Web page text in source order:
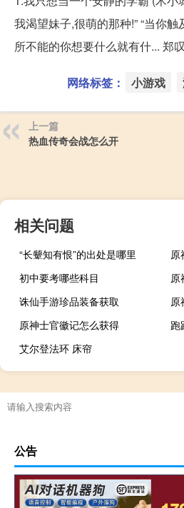
我渴望妹子,很萌的那种!” “当你
所不能的你想要什么就有什... 郑叹
网络标签： 小游戏
上一篇
热血传奇会战怎么开
相关问题
“长颦知有恨”的出处是哪里
初中要考哪些科目
诛仙手游珍品装备获取
原神士官徽记怎么获得
跑
艾尔登法环 床帘
公告